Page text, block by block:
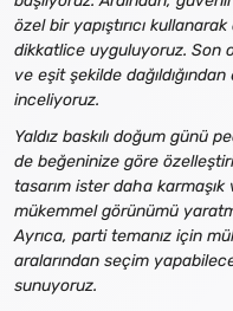
özel bir yapıştırıcı
dikkatlice uyguluyoruz. Son
ve eşit şekilde
inceliyoruz.
Yaldız baskılı doğum günü
de beğeninize göre
tasarım ister daha karmaşık
mükemmel görünümü
Ayrıca, parti temanız için
aralarından seçim
sunuyoruz.